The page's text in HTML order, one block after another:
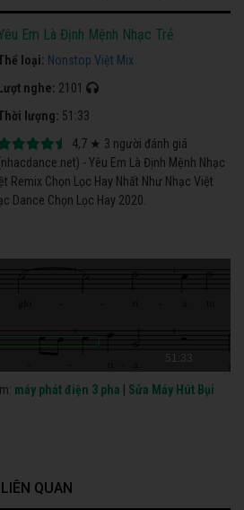
Em Là Định Mệnh Nhạc Trẻ
loại: Nonstop Việt Mix
Lượt nghe: 2101
lượng: 51:33
4,7 ★ 3 người đánh giá
- Yêu Em Là Định Mệnh Nhạc
Remix Chọn Lọc Hay Nhất Như Nhạc Việt
Dance Chọn Lọc Hay 2020.
51:33
máy phát điện 3 pha
Sửa Máy Hút Bụi
QUAN